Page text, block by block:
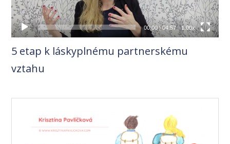
00:00|04:57 1.00x
5 etap k láskyplnému partnerskému
vztahu